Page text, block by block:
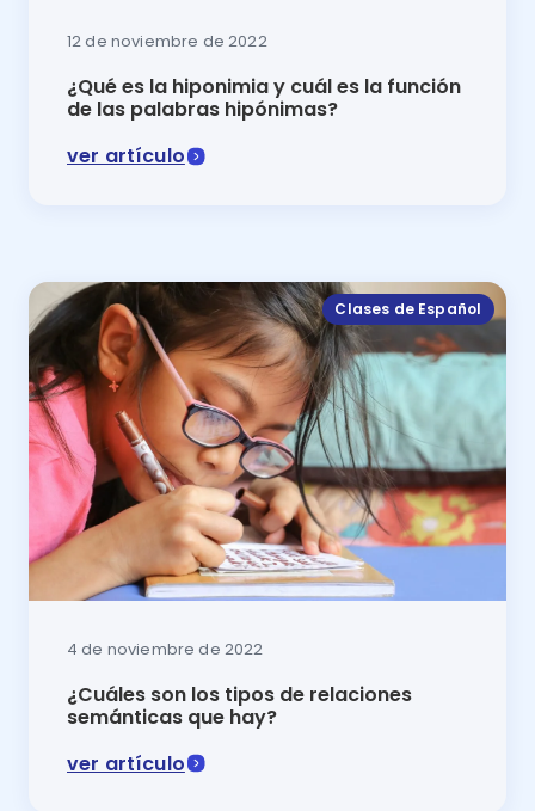
12 de noviembre de 2022
¿Qué es la hiponimia y cuál es la función
de las palabras hipónimas?
ver artículo
Clases de Español
4 de noviembre de 2022
¿Cuáles son los tipos de relaciones
semánticas que hay?
ver artículo